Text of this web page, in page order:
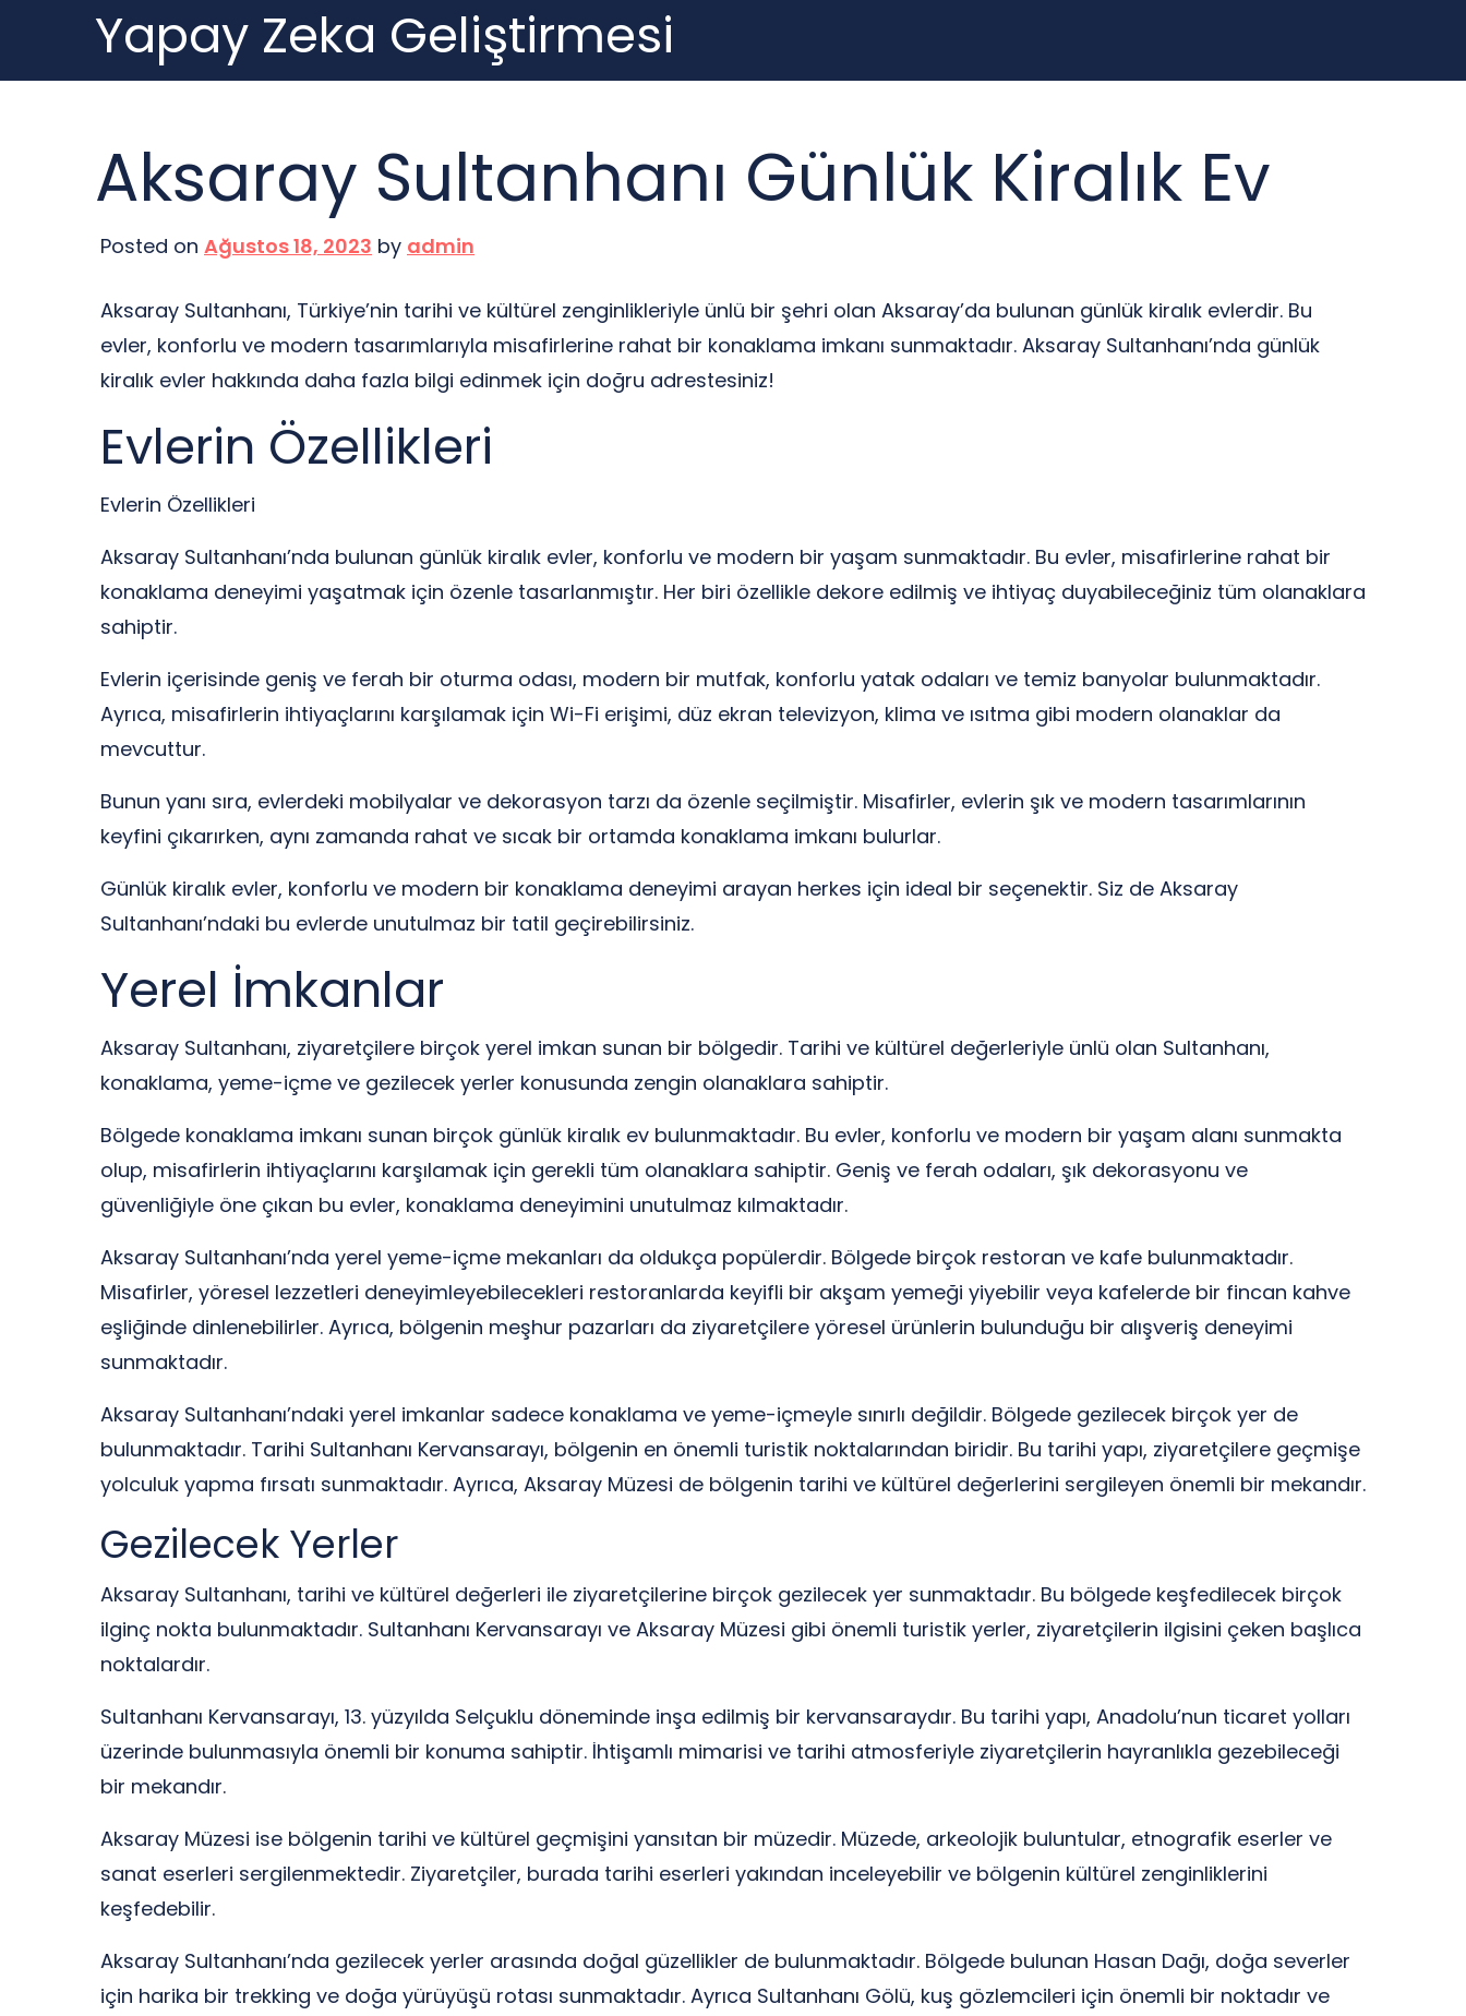
content
Yapay Zeka Geliştirmesi
Aksaray Sultanhanı Günlük Kiralık Ev
Posted on Ağustos 18, 2023 by admin
Aksaray Sultanhanı, Türkiye’nin tarihi ve kültürel zenginlikleriyle ünlü bir şehri olan Aksaray’da bulunan günlük kiralık evlerdir. Bu
evler, konforlu ve modern tasarımlarıyla misafirlerine rahat bir konaklama imkanı sunmaktadır. Aksaray Sultanhanı’nda günlük
kiralık evler hakkında daha fazla bilgi edinmek için doğru adrestesiniz!
Evlerin Özellikleri
Evlerin Özellikleri
Aksaray Sultanhanı’nda bulunan günlük kiralık evler, konforlu ve modern bir yaşam sunmaktadır. Bu evler, misafirlerine rahat bir
konaklama deneyimi yaşatmak için özenle tasarlanmıştır. Her biri özellikle dekore edilmiş ve ihtiyaç duyabileceğiniz tüm olanaklara
sahiptir.
Evlerin içerisinde geniş ve ferah bir oturma odası, modern bir mutfak, konforlu yatak odaları ve temiz banyolar bulunmaktadır.
Ayrıca, misafirlerin ihtiyaçlarını karşılamak için Wi-Fi erişimi, düz ekran televizyon, klima ve ısıtma gibi modern olanaklar da
mevcuttur.
Bunun yanı sıra, evlerdeki mobilyalar ve dekorasyon tarzı da özenle seçilmiştir. Misafirler, evlerin şık ve modern tasarımlarının
keyfini çıkarırken, aynı zamanda rahat ve sıcak bir ortamda konaklama imkanı bulurlar.
Günlük kiralık evler, konforlu ve modern bir konaklama deneyimi arayan herkes için ideal bir seçenektir. Siz de Aksaray
Sultanhanı’ndaki bu evlerde unutulmaz bir tatil geçirebilirsiniz.
Yerel İmkanlar
Aksaray Sultanhanı, ziyaretçilere birçok yerel imkan sunan bir bölgedir. Tarihi ve kültürel değerleriyle ünlü olan Sultanhanı,
konaklama, yeme-içme ve gezilecek yerler konusunda zengin olanaklara sahiptir.
Bölgede konaklama imkanı sunan birçok günlük kiralık ev bulunmaktadır. Bu evler, konforlu ve modern bir yaşam alanı sunmakta
olup, misafirlerin ihtiyaçlarını karşılamak için gerekli tüm olanaklara sahiptir. Geniş ve ferah odaları, şık dekorasyonu ve
güvenliğiyle öne çıkan bu evler, konaklama deneyimini unutulmaz kılmaktadır.
Aksaray Sultanhanı’nda yerel yeme-içme mekanları da oldukça popülerdir. Bölgede birçok restoran ve kafe bulunmaktadır.
Misafirler, yöresel lezzetleri deneyimleyebilecekleri restoranlarda keyifli bir akşam yemeği yiyebilir veya kafelerde bir fincan kahve
eşliğinde dinlenebilirler. Ayrıca, bölgenin meşhur pazarları da ziyaretçilere yöresel ürünlerin bulunduğu bir alışveriş deneyimi
sunmaktadır.
Aksaray Sultanhanı’ndaki yerel imkanlar sadece konaklama ve yeme-içmeyle sınırlı değildir. Bölgede gezilecek birçok yer de
bulunmaktadır. Tarihi Sultanhanı Kervansarayı, bölgenin en önemli turistik noktalarından biridir. Bu tarihi yapı, ziyaretçilere geçmişe
yolculuk yapma fırsatı sunmaktadır. Ayrıca, Aksaray Müzesi de bölgenin tarihi ve kültürel değerlerini sergileyen önemli bir mekandır.
Gezilecek Yerler
Aksaray Sultanhanı, tarihi ve kültürel değerleri ile ziyaretçilerine birçok gezilecek yer sunmaktadır. Bu bölgede keşfedilecek birçok
ilginç nokta bulunmaktadır. Sultanhanı Kervansarayı ve Aksaray Müzesi gibi önemli turistik yerler, ziyaretçilerin ilgisini çeken başlıca
noktalardır.
Sultanhanı Kervansarayı, 13. yüzyılda Selçuklu döneminde inşa edilmiş bir kervansaraydır. Bu tarihi yapı, Anadolu’nun ticaret yolları
üzerinde bulunmasıyla önemli bir konuma sahiptir. İhtişamlı mimarisi ve tarihi atmosferiyle ziyaretçilerin hayranlıkla gezebileceği
bir mekandır.
Aksaray Müzesi ise bölgenin tarihi ve kültürel geçmişini yansıtan bir müzedir. Müzede, arkeolojik buluntular, etnografik eserler ve
sanat eserleri sergilenmektedir. Ziyaretçiler, burada tarihi eserleri yakından inceleyebilir ve bölgenin kültürel zenginliklerini
keşfedebilir.
Aksaray Sultanhanı’nda gezilecek yerler arasında doğal güzellikler de bulunmaktadır. Bölgede bulunan Hasan Dağı, doğa severler
için harika bir trekking ve doğa yürüyüşü rotası sunmaktadır. Ayrıca Sultanhanı Gölü, kuş gözlemcileri için önemli bir noktadır ve